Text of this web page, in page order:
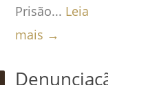
Prisão... Leia
mais →
Denunciação